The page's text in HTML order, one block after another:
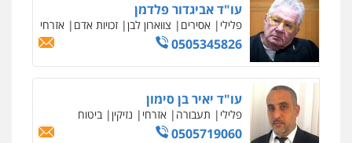
עו"ד אביגדור פלדמן
פלילי אסירים צווארון לבן זכויות אדם אזרחי
0505345826
עו"ד יאיר בן סימון
פלילי תעבורה אזרחי נזיקין ביטוח
0505719060